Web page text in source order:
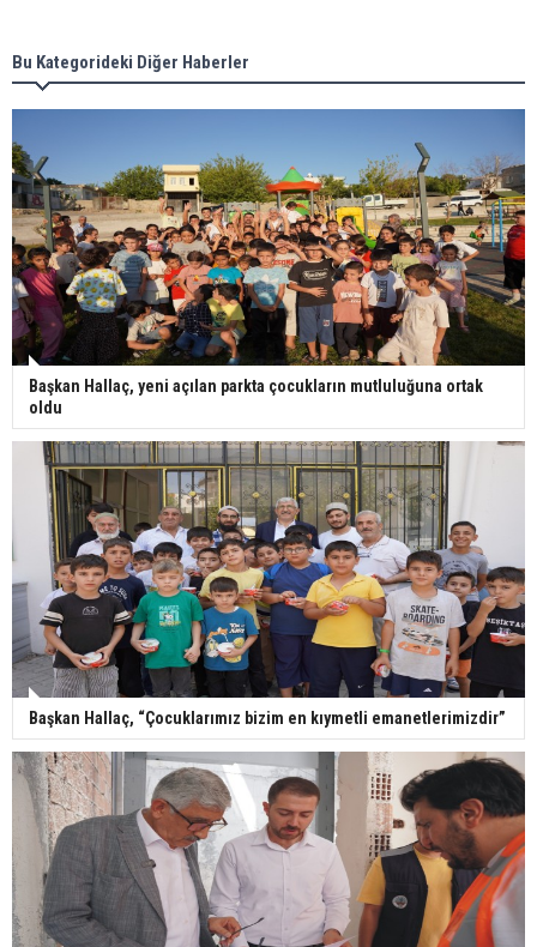
Bu Kategorideki Diğer Haberler
Başkan Hallaç, yeni açılan parkta çocukların mutluluğuna ortak
oldu
Başkan Hallaç, “Çocuklarımız bizim en kıymetli emanetlerimizdir”